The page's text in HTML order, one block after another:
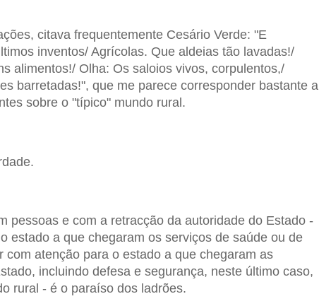
citava frequentemente Cesário Verde: "E
inventos/ Agrícolas. Que aldeias tão lavadas!/
alimentos!/ Olha: Os saloios vivos, corpulentos,/
barretadas!", que me parece corresponder bastante a
sobre o "típico" mundo rural.
pessoas e com a retracção da autoridade do Estado -
estado a que chegaram os serviços de saúde ou de
com atenção para o estado a que chegaram as
incluindo defesa e segurança, neste último caso,
rural - é o paraíso dos ladrões.